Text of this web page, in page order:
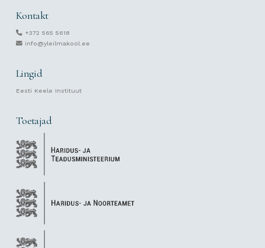
Kontakt
+372 565 5618
info@yleilmakool.ee
Lingid
Eesti Keele Instituut
Toetajad